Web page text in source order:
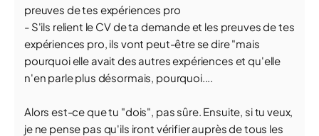
preuves de tes expériences pro
- S'ils relient le CV de ta demande et les preuves de tes
expériences pro, ils vont peut-être se dire "mais
pourquoi elle avait des autres expériences et qu'elle
n'en parle plus désormais, pourquoi....
Alors est-ce que tu "dois", pas sûre. Ensuite, si tu veux,
je ne pense pas qu'ils iront vérifier auprès de tous les